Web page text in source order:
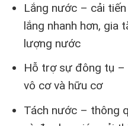
Lắng nước – cải
lắng nhanh hơn, gia
lượng nước
Hỗ trợ sự đông tụ –
vô cơ và hữu cơ
Tách nước – thông